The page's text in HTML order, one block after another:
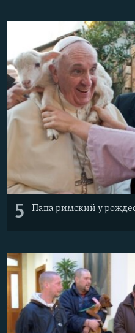
Հայերեն
English
Русский
Все сайты Радио
5 Папа римский у